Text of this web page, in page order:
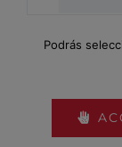
Podrás